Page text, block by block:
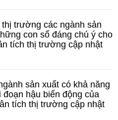
trường các ngành sản
con số đáng chú ý cho
tích thị trường cập nhật
sản xuất có khả năng
đoạn hậu biến động của
tích thị trường cập nhật